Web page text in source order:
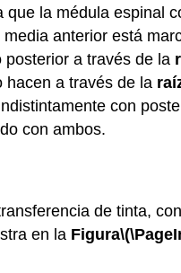
que la médula espinal
anterior está
a través de la
hacen a través de la
con
con ambos.
de tinta,
en la Figura